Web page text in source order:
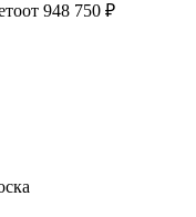
от 948 750 ₽